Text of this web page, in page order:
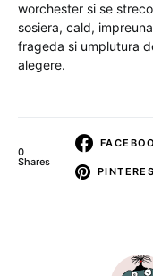
worchester si se
sosiera, cald,
frageda si umplutura
alegere.
0
Shares